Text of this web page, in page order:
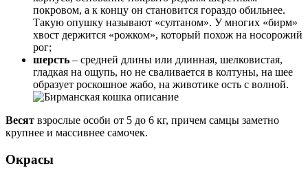
покровом, а к концу он становится гораздо обильнее.
Такую опушку называют «султаном». У многих «бирм»
хвост держится «рожком», который похож на носорожий
рог;
шерсть – средней длины или длинная, шелковистая,
гладкая на ощупь, но не сваливается в колтуны, на шее
образует роскошное жабо, на животике ость с волной.
Весят взрослые особи от 5 до 6 кг, причем самцы заметно
крупнее и массивнее самочек.
Окрасы